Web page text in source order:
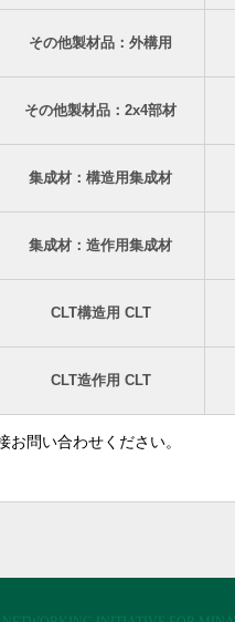
その他製材品：外構用
その他製材品：2x4部材
集成材：構造用集成材
集成材：造作用集成材
CLT構造用 CLT
CLT造作用 CLT
問い合わせください。